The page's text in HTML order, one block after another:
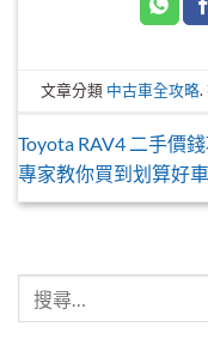
文章分類 中古車全攻略.
Toyota RAV4 二手價錢
專家教你買到划算好車